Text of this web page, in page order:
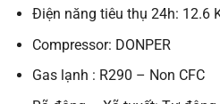
Điện năng tiêu thụ 24h: 12.6
Compressor: DONPER
Gas lạnh : R290 – Non CFC